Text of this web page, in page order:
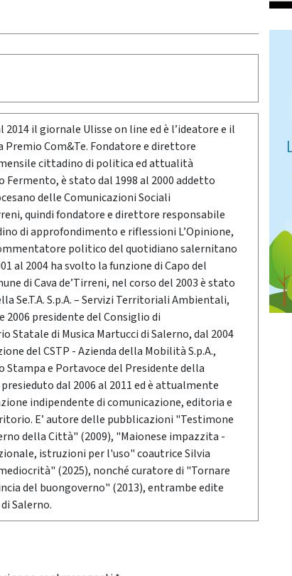
il giornale Ulisse on line ed è l’ideatore e il
Com&Te. Fondatore e direttore
cittadino di politica ed attualità
Fermento, è stato dal 1998 al 2000 addetto
delle Comunicazioni Sociali
quindi fondatore e direttore responsabile
di approfondimento e riflessioni L’Opinione,
politico del quotidiano salernitano
al 2004 ha svolto la funzione di Capo del
di Cava de’Tirreni, nel corso del 2003 è stato
Se.T.A. S.p.A. – Servizi Territoriali Ambientali,
presidente del Consiglio di
Statale di Musica Martucci di Salerno, dal 2004
del CSTP - Azienda della Mobilità S.p.A.,
Stampa e Portavoce del Presidente della
dal 2006 al 2011 ed è attualmente
indipendente di comunicazione, editoria e
E’ autore delle pubblicazioni "Testimone
della Città" (2009), "Maionese impazzita -
istruzioni per l'uso" coautrice Silvia
(2025), nonché curatore di "Tornare
del buongoverno" (2013), entrambe edite
Salerno.